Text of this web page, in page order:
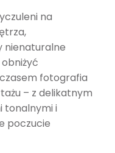
na
nienaturalne
fotografia
– z delikatnym
tonalnymi i
poczucie